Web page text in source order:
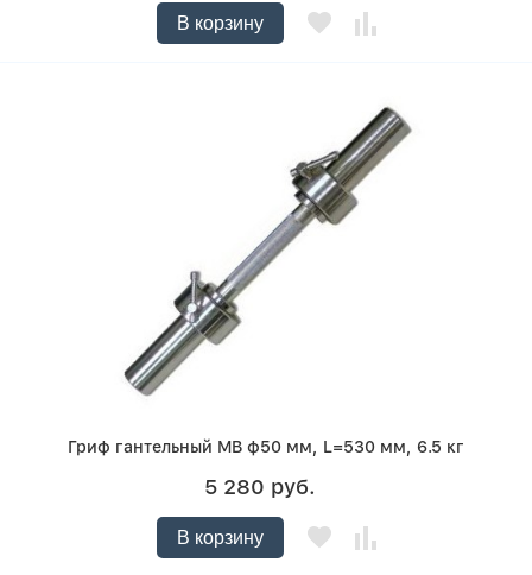
В корзину
Гриф гантельный MB ф50 мм, L=530 мм, 6.5 кг
5 280 руб.
В корзину